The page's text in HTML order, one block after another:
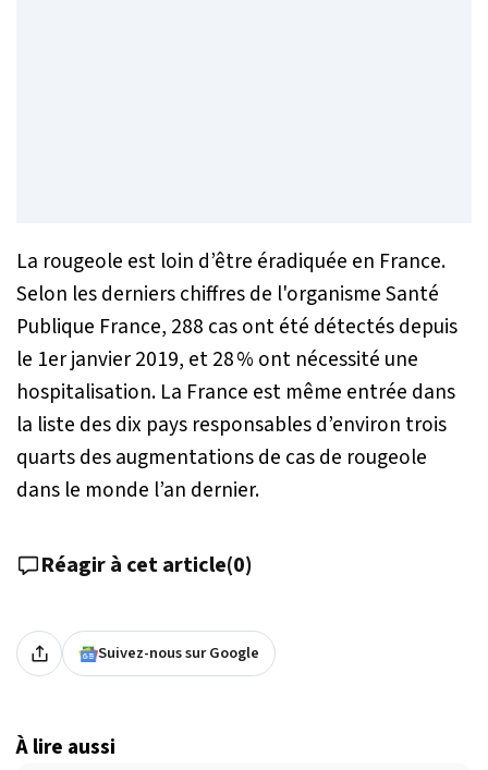
La rougeole est loin d’être éradiquée en France.
Selon les derniers chiffres de l'organisme Santé
Publique France, 288 cas ont été détectés depuis
le 1er janvier 2019, et 28 % ont nécessité une
hospitalisation. La France est même entrée dans
la liste des dix pays responsables d’environ trois
quarts des augmentations de cas de rougeole
dans le monde l’an dernier.
Réagir à cet article(0)
Suivez-nous sur Google
À lire aussi